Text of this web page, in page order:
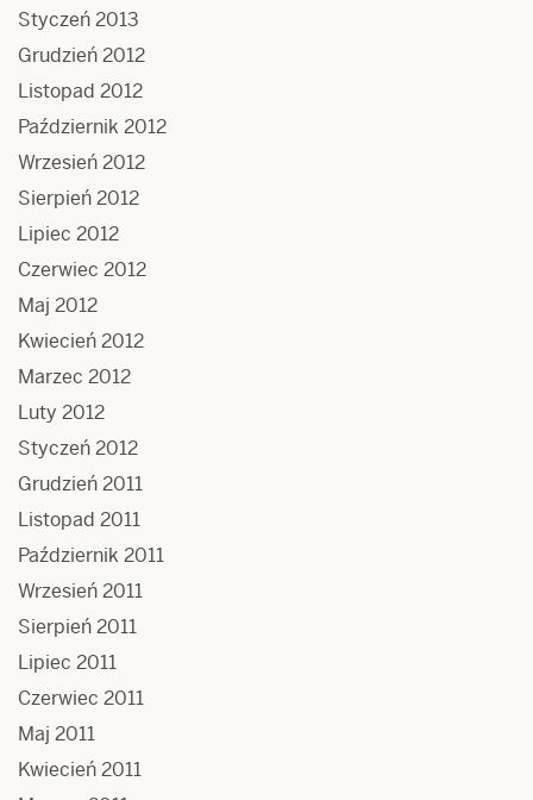
Styczeń 2013
Grudzień 2012
Listopad 2012
Październik 2012
Wrzesień 2012
Sierpień 2012
Lipiec 2012
Czerwiec 2012
Maj 2012
Kwiecień 2012
Marzec 2012
Luty 2012
Styczeń 2012
Grudzień 2011
Listopad 2011
Październik 2011
Wrzesień 2011
Sierpień 2011
Lipiec 2011
Czerwiec 2011
Maj 2011
Kwiecień 2011